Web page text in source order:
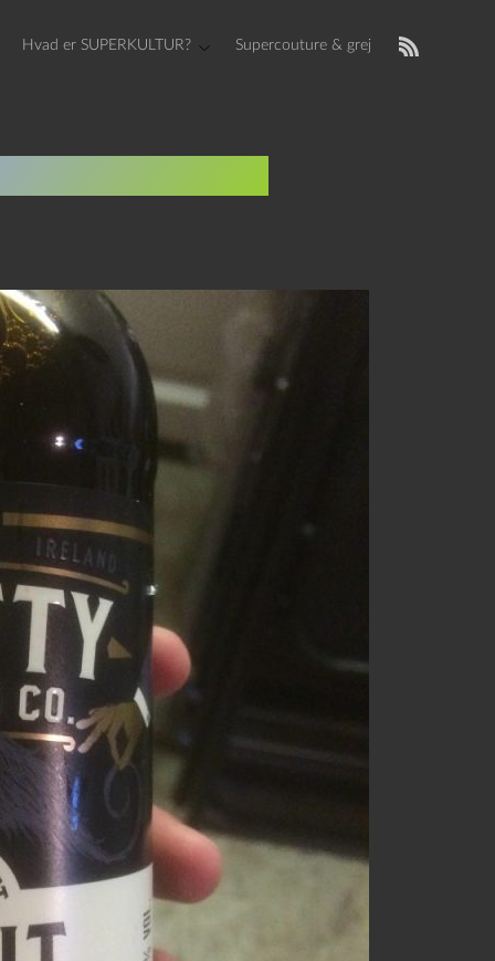
Hvad er SUPERKULTUR? Supercouture & grej